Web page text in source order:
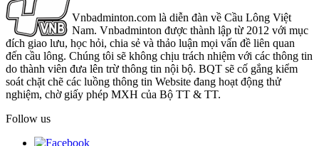
Vnbadminton.com là diễn đàn về Cầu Lông Việt
Nam. Vnbadminton được thành lập từ 2012 với mục
đích giao lưu, học hỏi, chia sẻ và thảo luận mọi vấn đề liên quan
đến cầu lông. Chúng tôi sẽ không chịu trách nhiệm với các thông tin
do thành viên đưa lên trừ thông tin nội bộ. BQT sẽ cố gắng kiểm
soát chặt chẽ các luồng thông tin Website đang hoạt động thử
nghiệm, chờ giấy phép MXH của Bộ TT & TT.
Follow us